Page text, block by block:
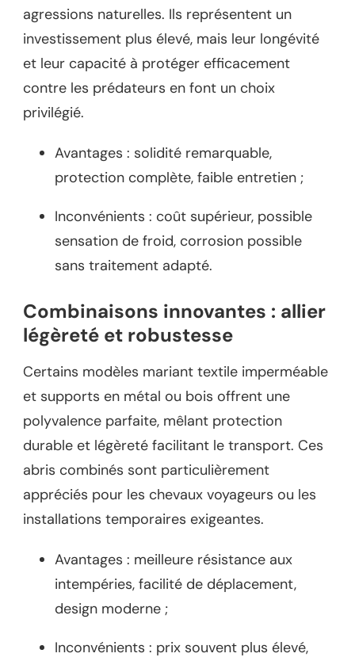
agressions naturelles. Ils représentent un
investissement plus élevé, mais leur longévité
et leur capacité à protéger efficacement
contre les prédateurs en font un choix
privilégié.
Avantages : solidité remarquable,
protection complète, faible entretien ;
Inconvénients : coût supérieur, possible
sensation de froid, corrosion possible
sans traitement adapté.
Combinaisons innovantes : allier
légèreté et robustesse
Certains modèles mariant textile imperméable
et supports en métal ou bois offrent une
polyvalence parfaite, mêlant protection
durable et légèreté facilitant le transport. Ces
abris combinés sont particulièrement
appréciés pour les chevaux voyageurs ou les
installations temporaires exigeantes.
Avantages : meilleure résistance aux
intempéries, facilité de déplacement,
design moderne ;
Inconvénients : prix souvent plus élevé,